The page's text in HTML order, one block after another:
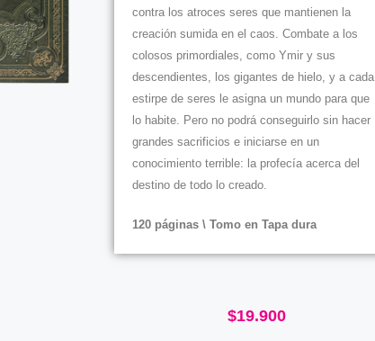
contra los atroces seres que mantienen la
creación sumida en el caos. Combate a los
colosos primordiales, como Ymir y sus
descendientes, los gigantes de hielo, y a cada
estirpe de seres le asigna un mundo para que
lo habite. Pero no podrá conseguirlo sin hacer
grandes sacrificios e iniciarse en un
conocimiento terrible: la profecía acerca del
destino de todo lo creado.
120 páginas \ Tomo en Tapa dura
$19.900